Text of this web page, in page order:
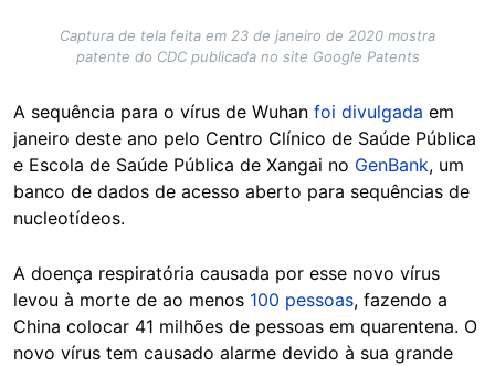
Captura de tela feita em 23 de janeiro de 2020 mostra
patente do CDC publicada no site Google Patents
A sequência para o vírus de Wuhan foi divulgada em
janeiro deste ano pelo Centro Clínico de Saúde Pública
e Escola de Saúde Pública de Xangai no GenBank, um
banco de dados de acesso aberto para sequências de
nucleotídeos.
A doença respiratória causada por esse novo vírus
levou à morte de ao menos 100 pessoas, fazendo a
China colocar 41 milhões de pessoas em quarentena. O
novo vírus tem causado alarme devido à sua grande